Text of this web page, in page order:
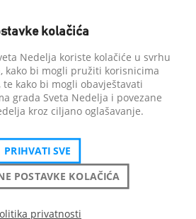
kolačića
Nedelja koriste kolačiće u svrhu
kako bi mogli pružiti korisnicima
kako bi mogli obavještavati
grada Sveta Nedelja i povezane
kroz ciljano oglašavanje.
PRIHVATI SVE
POSTAVKE KOLAČIĆA
privatnosti